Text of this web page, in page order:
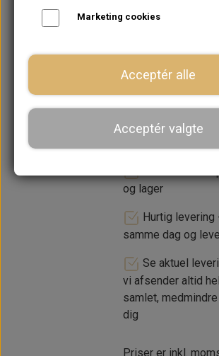
lager. 1-2 dages
−
LÆG I
og lager
Hurtig
samme dag og
Se aktuel
vi afsender altid
samlet,
dig
Priser er inkl.
Marketing cookies
Acceptér alle
Acceptér valgte